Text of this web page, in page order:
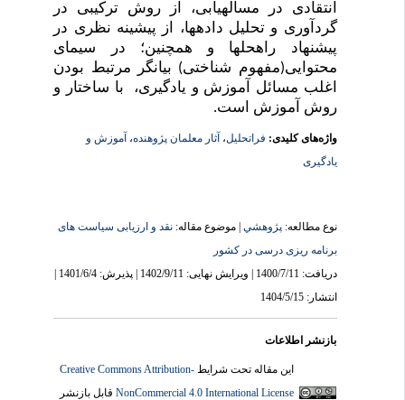
انتقادی در مسأله­یابی، از روش ترکیبی در
گردآوری و تحلیل داده­ها،از پیشینه نظری در
پیشنهاد راه­حل­ها و همچنین؛ در سیمای
محتوایی(مفهوم شناختی) بیانگر مرتبط بودن
اغلب مسائل آموزش و یادگیری، با ساختار و
روش آموزش است.
واژه‌های کلیدی:فراتحلیل، آثار معلمان پژوهنده،آموزش و
یادگیری
نوع مطالعه:پژوهشي| موضوع مقاله:نقد و ارزیابی سیاست های
برنامه ریزی درسی در کشور
دریافت: 1400/7/11 | ویرایش نهایی: 1402/9/11 | پذیرش: 1401/6/4 |
انتشار: 1404/5/15
بازنشر اطلاعات
این مقاله تحت شرایطCreative Commons Attribution-
NonCommercial 4.0 International Licenseقابل بازنشر